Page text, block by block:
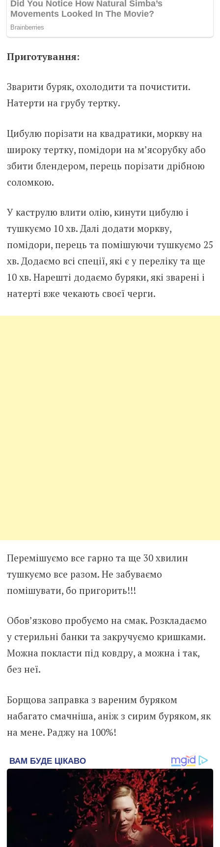
Приготування:
Зварити буряк, охолодити та почистити.
Натерти на грубу тертку.
Цибулю порізати на квадратики, моркву на
широку тертку, помідори на м’ясорубку або
збити блендером, перець порізати дрібною
соломкою.
У каструлю влити олію, кинути цибулю і
тушкуємо 10 хв. Далі додати моркву,
помідори, перець та помішуючи тушкуємо 25
хв. Додаємо всі спеції, які є у переліку та ще
10 хв. Нарешті додаємо буряки, які зварені і
натерті вже чекають своєї черги.
Перемішуємо все гарно та ще 30 хвилин
тушкуємо все разом. Не забуваємо
помішувати, бо пригорить!!!
Обов’язково пробуємо на смак. Розкладаємо
у стерильні банки та закручуємо кришками.
Можна покласти під ковдру, а можна і так,
без неї.
Борщова заправка з вареним буряком
набагато смачніша, аніж з сирим буряком, як
на мене. Раджу на 100%!